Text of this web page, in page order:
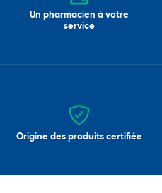
Un pharmacien à votre
service
Origine des produits certifiée